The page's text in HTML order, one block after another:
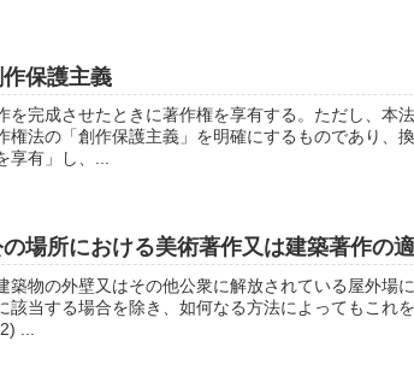
保護主義
を完成させたときに著作権を享有する。ただし、本
権法の「創作保護主義」を明確にするものであり、
享有」し、...
場所における美術著作又は建築著作の
築物の外壁又はその他公衆に解放されている屋外場
該当する場合を除き、如何なる方法によってもこれ
...